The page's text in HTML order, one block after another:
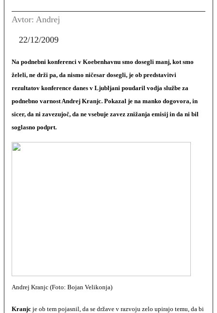
Avtor: Andrej
22/12/2009
Na podnebni konferenci v Koebenhavnu smo dosegli manj, kot smo
želeli, ne drži pa, da nismo ničesar dosegli, je ob predstavitvi
rezultatov konference danes v Ljubljani poudaril vodja službe za
podnebno varnost Andrej Kranjc. Pokazal je na manko dogovora, in
sicer, da ni zavezujoč, da ne vsebuje zavez znižanja emisij in da ni bil
soglasno podprt.
Andrej Kranjc (Foto: Bojan Velikonja)
Kranjc je ob tem pojasnil, da se države v razvoju zelo upirajo temu, da bi